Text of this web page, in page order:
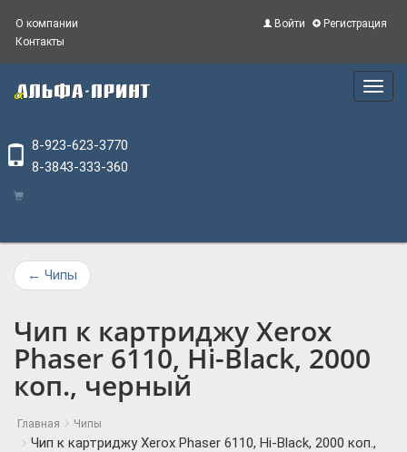
Войти Регистрация
О компании
Контакты
Main
Menu
8-923-623-3770
8-3843-333-360
← Чипы
Чип к картриджу Xerox
Phaser 6110, Hi-Black, 2000
коп., черный
Главная Чипы
Чип к картриджу Xerox Phaser 6110, Hi-Black, 2000 коп.,